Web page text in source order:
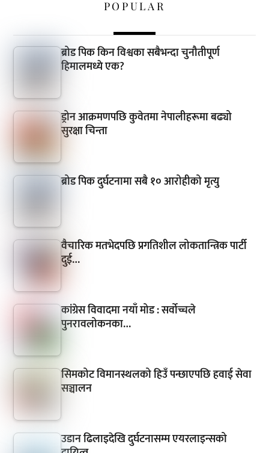
POPULAR
ब्रोड पिक किन विश्वका सबैभन्दा चुनौतीपूर्ण
हिमालमध्ये एक?
ड्रोन आक्रमणपछि कुवेतमा नेपालीहरूमा बढ्यो
सुरक्षा चिन्ता
ब्रोड पिक दुर्घटनामा सबै १० आरोहीको मृत्यु
वैचारिक मतभेदपछि प्रगतिशील लोकतान्त्रिक पार्टी
दुई…
कांग्रेस विवादमा नयाँ मोड : सर्वोच्चले
पुनरावलोकनका…
सिमकोट विमानस्थलको हिउँ पन्छाएपछि हवाई सेवा
सञ्चालन
उडान ढिलाइदेखि दुर्घटनासम्म एयरलाइन्सको